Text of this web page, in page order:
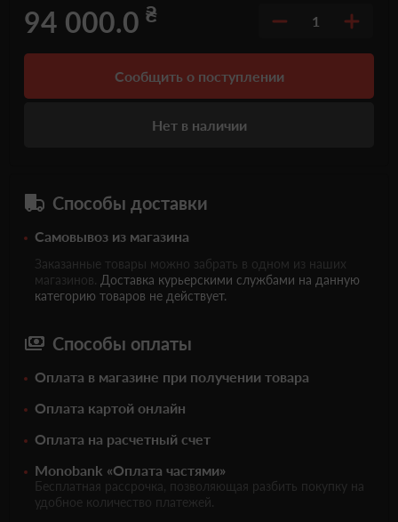
94 000.0 ₴ 1
Сообщить о поступлении
Нет в наличии
Способы доставки
Самовывоз из магазина
Заказанные товары можно забрать в одном из наших
магазинов. Доставка курьерскими службами на данную
категорию товаров не действует.
Способы оплаты
Оплата в магазине при получении товара
Оплата картой онлайн
Оплата на расчетный счет
Monobank «Оплата частями»
Бесплатная рассрочка, позволяющая разбить покупку на
удобное количество платежей.